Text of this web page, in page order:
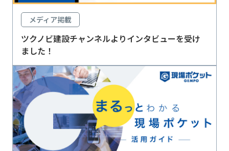
メディア掲載
ツクノビ建設チャンネルよりインタビューを受け
ました！